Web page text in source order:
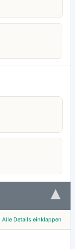
▾
Alle Details einklappen